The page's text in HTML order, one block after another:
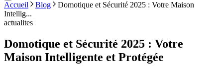
Accueil Blog
Domotique et Sécurité 2025 : Votre Maison
Intellig...
actualites
Domotique et Sécurité 2025 : Votre
Maison Intelligente et Protégée